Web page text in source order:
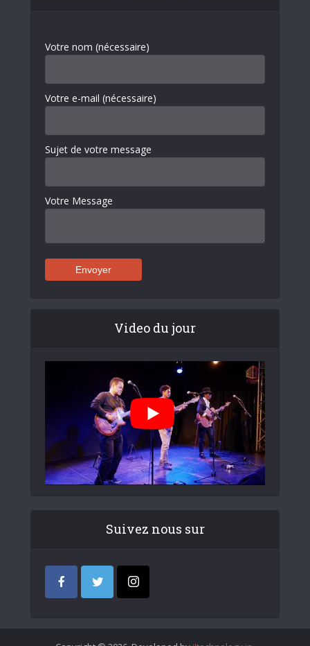
Votre nom (nécessaire)
Votre e-mail (nécessaire)
Sujet de votre message
Votre Message
Video du jour
Suivez nous sur